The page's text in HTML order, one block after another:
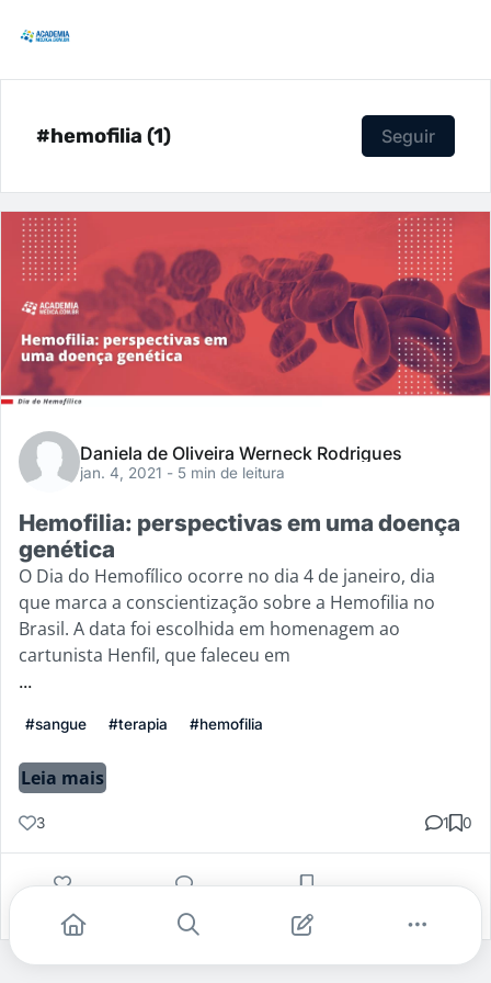
#hemofilia (1) Seguir
Daniela de Oliveira Werneck Rodrigues
jan. 4, 2021 - 5 min de leitura
Hemofilia: perspectivas em uma doença
genética
O Dia do Hemofílico ocorre no dia 4 de janeiro, dia
que marca a conscientização sobre a Hemofilia no
Brasil. A data foi escolhida em homenagem ao
cartunista Henfil, que faleceu em
...
#sangue #terapia #hemofilia
Leia mais
3 1 0
Gostei Comentar Salvar